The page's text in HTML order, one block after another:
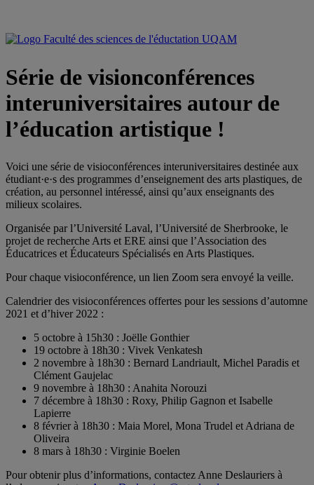
Série de visionconférences
interuniversitaires autour de
l’éducation artistique !
Voici une série de visioconférences interuniversitaires destinée aux
étudiant·e·s des programmes d’enseignement des arts plastiques, de
création, au personnel intéressé, ainsi qu’aux enseignants des
milieux scolaires.
Organisée par l’Université Laval, l’Université de Sherbrooke, le
projet de recherche Arts et ERE ainsi que l’Association des
Éducatrices et Éducateurs Spécialisés en Arts Plastiques.
Pour chaque visioconférence, un lien Zoom sera envoyé la veille.
Calendrier des visioconférences offertes pour les sessions d’automne
2021 et d’hiver 2022 :
5 octobre à 15h30 : Joëlle Gonthier
19 octobre à 18h30 : Vivek Venkatesh
2 novembre à 18h30 : Bernard Landriault, Michel Paradis et
Clément Gaujelac
9 novembre à 18h30 : Anahita Norouzi
7 décembre à 18h30 : Roxy, Philip Gagnon et Isabelle
Lapierre
8 février à 18h30 : Maia Morel, Mona Trudel et Adriana de
Oliveira
8 mars à 18h30 : Virginie Boelen
Pour obtenir plus d’informations, contactez Anne Deslauriers à